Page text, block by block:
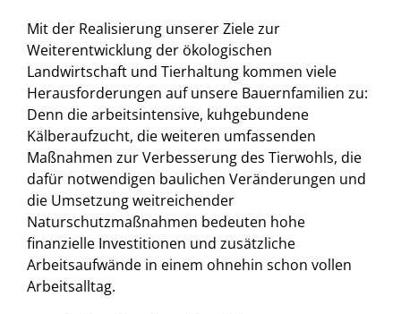
Mit der Realisierung unserer Ziele zur
Weiterentwicklung der ökologischen
Landwirtschaft und Tierhaltung kommen viele
Herausforderungen auf unsere Bauernfamilien zu:
Denn die arbeitsintensive, kuhgebundene
Kälberaufzucht, die weiteren umfassenden
Maßnahmen zur Verbesserung des Tierwohls, die
dafür notwendigen baulichen Veränderungen und
die Umsetzung weitreichender
Naturschutzmaßnahmen bedeuten hohe
finanzielle Investitionen und zusätzliche
Arbeitsaufwände in einem ohnehin schon vollen
Arbeitsalltag.